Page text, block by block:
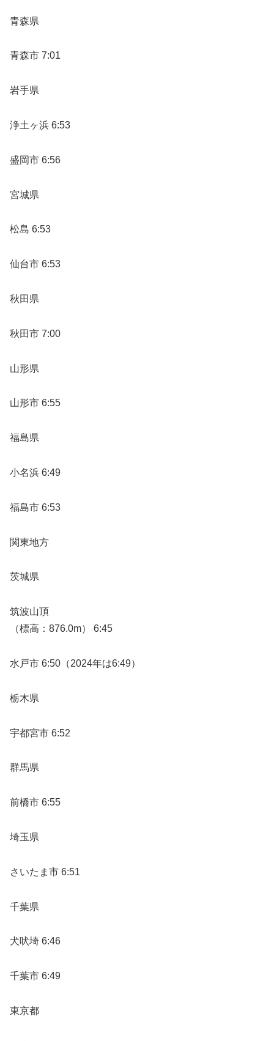
青森県
青森市 7:01
岩手県
浄土ヶ浜 6:53
盛岡市 6:56
宮城県
松島 6:53
仙台市 6:53
秋田県
秋田市 7:00
山形県
山形市 6:55
福島県
小名浜 6:49
福島市 6:53
関東地方
茨城県
筑波山頂
（標高：876.0m） 6:45
水戸市 6:50（2024年は6:49）
栃木県
宇都宮市 6:52
群馬県
前橋市 6:55
埼玉県
さいたま市 6:51
千葉県
犬吠埼 6:46
千葉市 6:49
東京都